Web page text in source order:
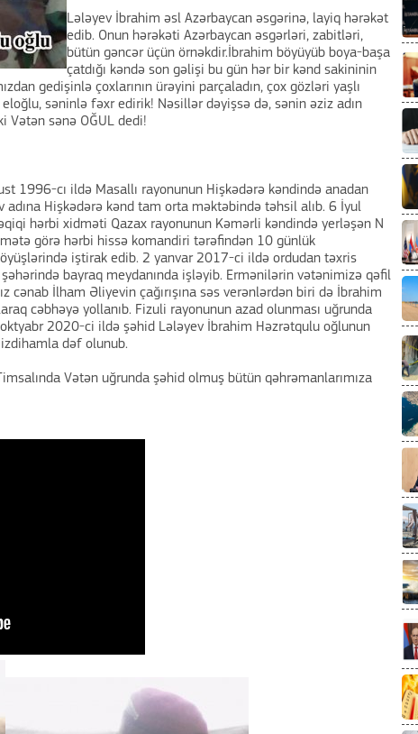
Lələyev İbrahim əsl Azərbaycan əsgərinə, layiq hərəkət
edib. Onun hərəkəti Azərbaycan əsgərləri, zabitləri,
bütün gəncər üçün örnəkdir.İbrahim böyüyüb boya-başa
çatdığı kəndə son gəlişi bu gün hər bir kənd sakininin
gedişinlə çoxlarının ürəyini parçaladın, çox gözləri yaşlı
səninlə fəxr edirik! Nəsillər dəyişsə də, sənin əziz adın
Vətən sənə OĞUL dedi!
1996-cı ildə Masallı rayonunun Hişkədərə kəndində anadan
Hişkədərə kənd tam orta məktəbində təhsil alıb. 6 İyul
hərbi xidməti Qazax rayonunun Kəmərli kəndində yerləşən N
görə hərbi hissə komandiri tərəfindən 10 günlük
iştirak edib. 2 yanvar 2017-ci ildə ordudan təxris
bayraq meydanında işləyib. Ermənilərin vətənimizə qəfil
cənab İlham Əliyevin çağırışına səs verənlərdən biri də İbrahim
cəbhəyə yollanıb. Fizuli rayonunun azad olunması uğrunda
2020-ci ildə şəhid Lələyev İbrahim Həzrətqulu oğlunun
dəf olunub.
Vətən uğrunda şəhid olmuş bütün qəhrəmanlarımıza